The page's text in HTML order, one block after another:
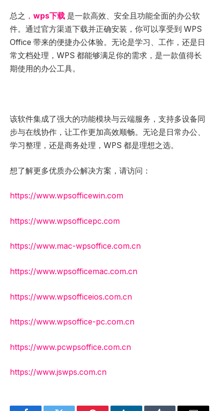
总之 ， wps下载 是一款高效、安全且功能全面的办公软
件。通过官方渠道下载并正确安装，你可以享受到 WPS
Office 带来的便捷办公体验。无论是学习、工作，还是日
常文档处理，WPS 都能够满足你的需求，是一款值得长
期使用的办公工具。
该软件集成了强大的功能模块与云端服务，支持多设备同
步与在线协作，让工作更加高效顺畅。无论是日常办公、
学习整理，还是商务处理，WPS 都是理想之选。
想了解更多优质办公解决方案，请访问：
https://www.wpsofficewin.com
https://www.wpsofficepc.com
https://www.mac-wpsoffice.com.cn
https://www.wpsofficemac.com.cn
https://www.wpsofficeios.com.cn
https://www.wpsoffice-pc.com.cn
https://www.pcwpsoffice.com.cn
https://www.jswps.com.cn